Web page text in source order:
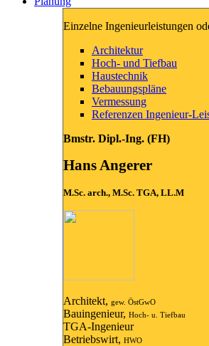
Einzelne Ingenieurleistungen
Architektur
Hoch- und Tiefbau
Haustechnik
Bebauungspläne
Vermessung
Referenzen Ingenieur-
Bmstr. Dipl.-Ing. (FH)
Hans Angerer
M.Sc. arch., M.Sc. TGA, LL.M
Architekt, gew. ÖstGwO
Bauingenieur, Hoch- u. Tiefbau
TGA-Ingenieur
Betriebswirt, HWO